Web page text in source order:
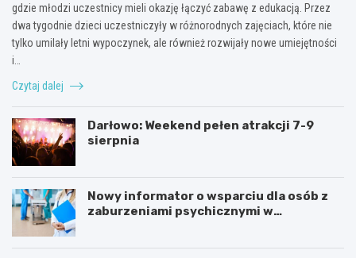
gdzie młodzi uczestnicy mieli okazję łączyć zabawę z edukacją. Przez
dwa tygodnie dzieci uczestniczyły w różnorodnych zajęciach, które nie
tylko umilały letni wypoczynek, ale również rozwijały nowe umiejętności
i…
Czytaj dalej
Darłowo: Weekend pełen atrakcji 7-9
sierpnia
Nowy informator o wsparciu dla osób z
zaburzeniami psychicznymi w